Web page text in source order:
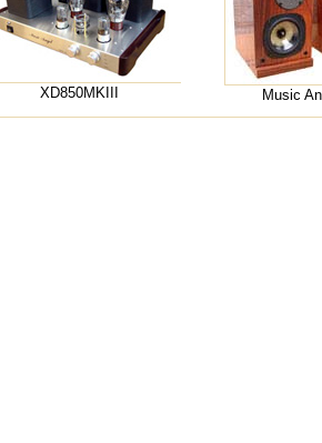
XD850MKIII Music